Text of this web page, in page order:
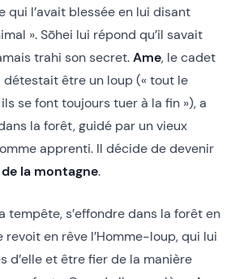
qui l’avait blessée en lui disant
». Sōhei lui répond qu’il savait
trahi son secret.Ame, le cadet
être un loup (« tout le
se font toujours tuer à la fin »), a
la forêt, guidé par un vieux
apprenti. Il décide de devenir
la montagne.
tempête, s’effondre dans la forêt en
revoit en rêve l’Homme-loup, qui lui
d’elle et être fier de la manière